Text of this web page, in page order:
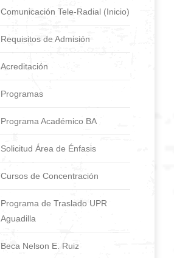
Comunicación Tele-Radial (Inicio)
Requisitos de Admisión
Acreditación
Programas
Programa Académico BA
Solicitud Área de Énfasis
Cursos de Concentración
Programa de Traslado UPR
Aguadilla
Beca Nelson E. Ruiz